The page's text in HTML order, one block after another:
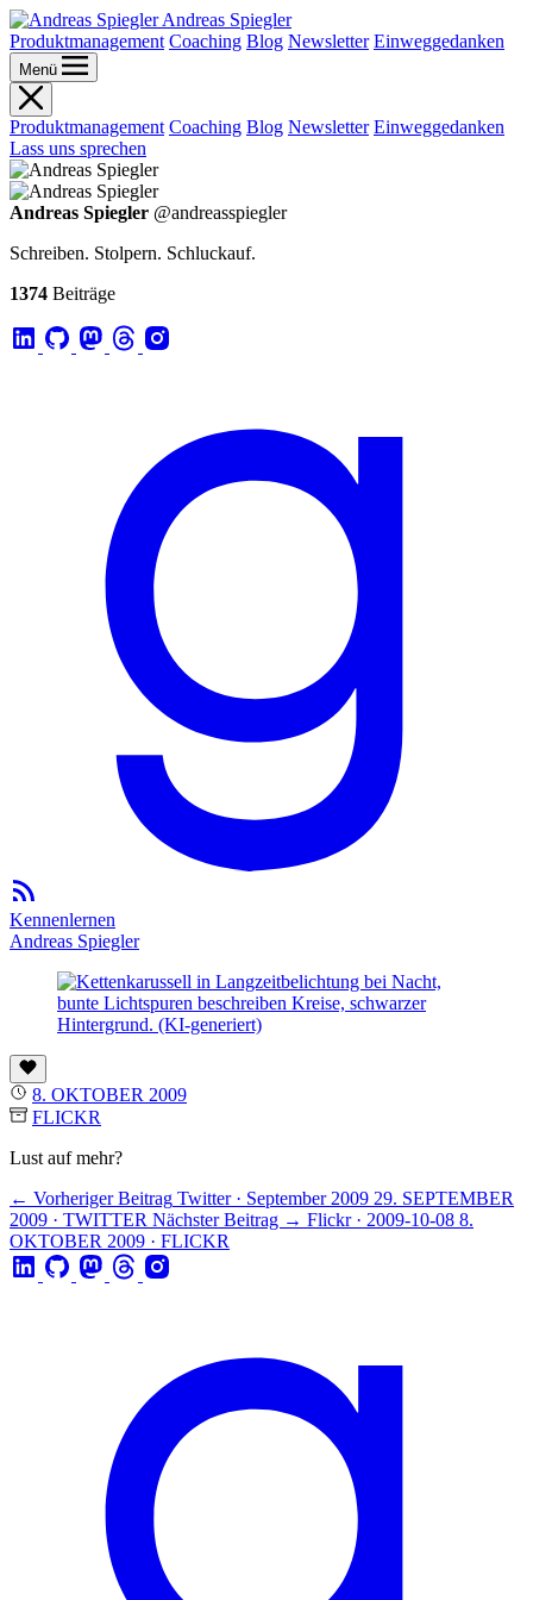
Andreas Spiegler
Produktmanagement Coaching Blog Newsletter Einweggedanken
Menü
Produktmanagement Coaching Blog Newsletter Einweggedanken
Lass uns sprechen
Andreas Spiegler @andreasspiegler
Schreiben. Stolpern. Schluckauf.
1374 Beiträge
Kennenlernen
Andreas Spiegler
8. OKTOBER 2009
FLICKR
Lust auf mehr?
← Vorheriger Beitrag Twitter · September 2009 29. SEPTEMBER
2009 · TWITTER Nächster Beitrag → Flickr · 2009-10-08 8.
OKTOBER 2009 · FLICKR